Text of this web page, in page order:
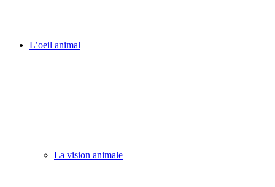
L’oeil animal
La vision animale